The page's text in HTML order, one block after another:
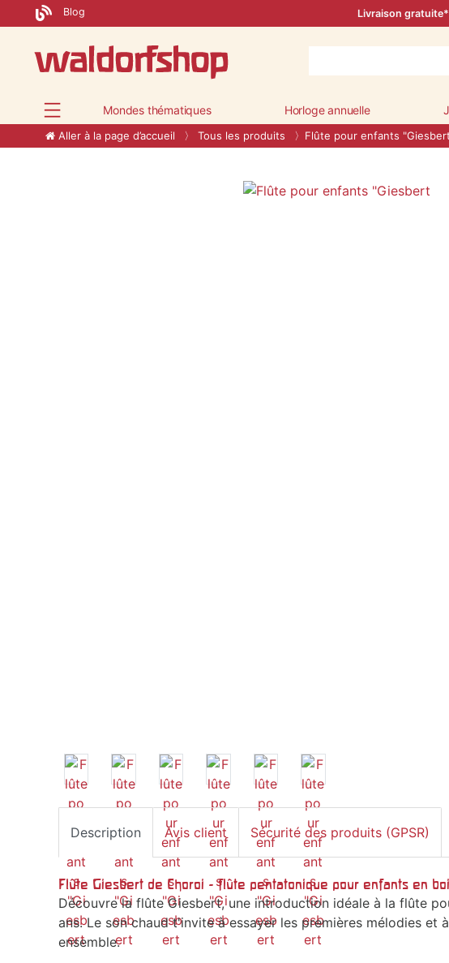
Blog Livraison
Mondes thématiques Horloge annuelle
Aller à la page d’accueil Tous les produits Flûte pour enfants "Giesbert
Description Avis client Sécurité des produits (GPSR)
Flûte Giesbert de Choroi - flûte pentatonique pour enfants en
Découvre la flûte Giesbert, une introduction idéale à la flûte
ans. Le son chaud t'invite à essayer les premières mélodies et
ensemble.